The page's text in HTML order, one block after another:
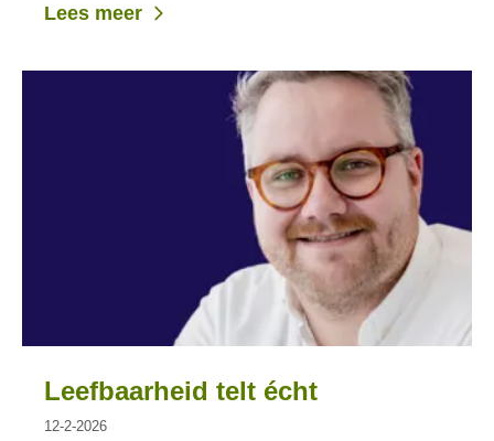
Lees meer
Leefbaarheid telt écht
12-2-2026